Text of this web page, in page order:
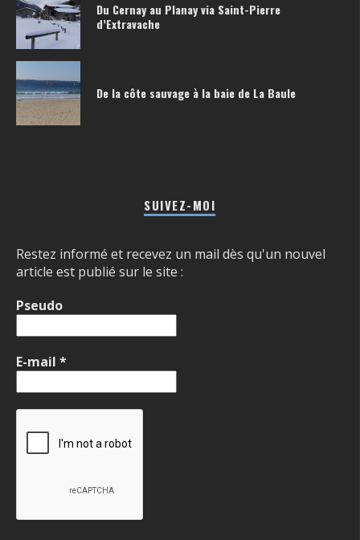
Du Cernay au Planay via Saint-Pierre
d’Extravache
De la côte sauvage à la baie de La Baule
SUIVEZ-MOI
Restez informé et recevez un mail dès qu'un nouvel
article est publié sur le site :
Pseudo
E-mail *